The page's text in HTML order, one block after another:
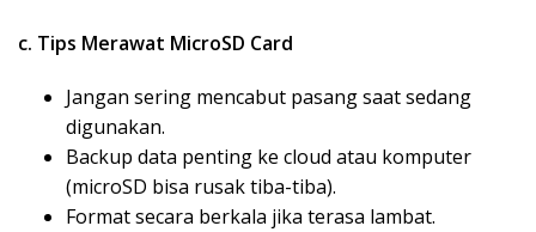
c. Tips Merawat MicroSD Card
Jangan sering mencabut pasang saat sedang
digunakan.
Backup data penting ke cloud atau komputer
(microSD bisa rusak tiba-tiba).
Format secara berkala jika terasa lambat.